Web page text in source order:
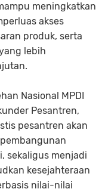
meningkatkan
akses
produk, serta
lebih
Nasional MPDI
Pesantren,
pesantren akan
sekaligus menjadi
kesejahteraan
nilai-nilai